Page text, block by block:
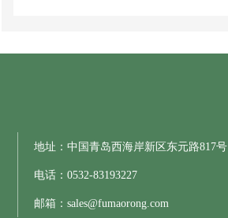
地址：中国青岛西海岸新区东元路817号
电话：0532-83193227
邮箱：sales@fumaorong.com